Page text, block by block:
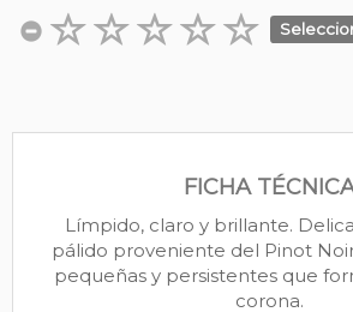
FICHA
Límpido, claro y brillante.
pálido proveniente del Pinot
pequeñas y persistentes que
corona.